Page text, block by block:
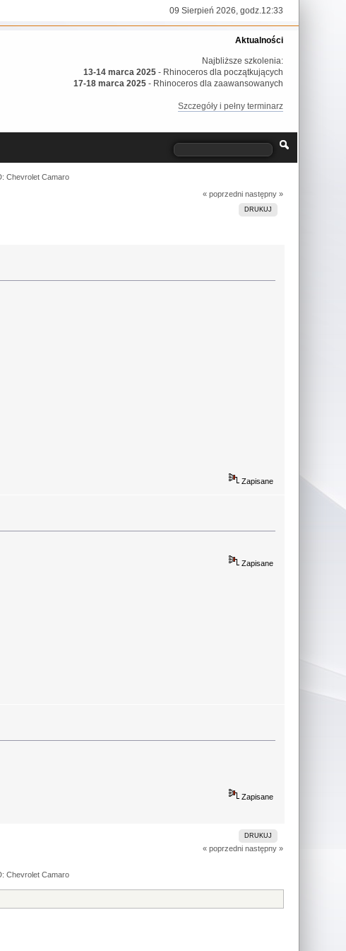
09 Sierpień 2026, godz.12:33
Aktualności
Najbliższe szkolenia:
13-14 marca 2025 - Rhinoceros dla początkujących
17-18 marca 2025 - Rhinoceros dla zaawansowanych
Szczegóły i pełny terminarz
Chevrolet Camaro
« poprzedni następny »
DRUKUJ
Zapisane
Zapisane
Zapisane
DRUKUJ
« poprzedni następny »
Chevrolet Camaro